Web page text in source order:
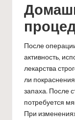
После
активность,
лекарства
ли
запаха. После
потребуется
При